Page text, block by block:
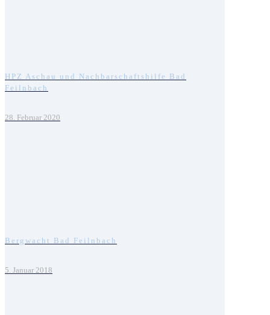
HPZ Aschau und Nachbarschaftshilfe Bad
Feilnbach
28. Februar 2020
Bergwacht Bad Feilnbach
5. Januar 2018